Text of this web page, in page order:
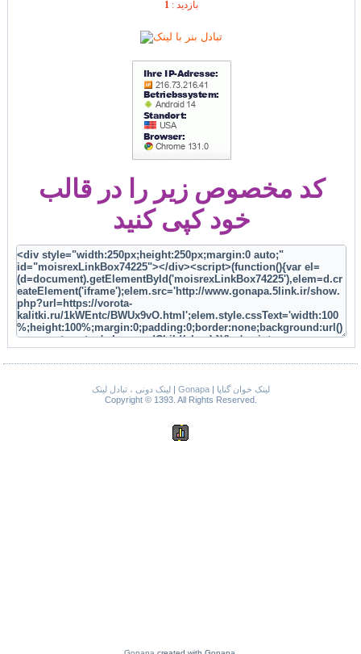
بازديد : 1
کد مخصوص زیر را در قالب
خود کپی کنید
لینک دونی ، تبادل لینک| Gonapa|
لینک خوان گناپا
Copyright © 1393. All Rights Reserved.